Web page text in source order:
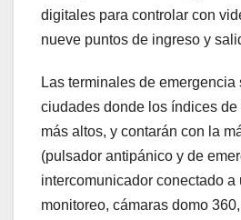
digitales para controlar con
nueve puntos de ingreso y
Las terminales de
ciudades donde los índices
más altos, y contarán con la
(pulsador antipánico y de
intercomunicador conectado a
monitoreo, cámaras domo